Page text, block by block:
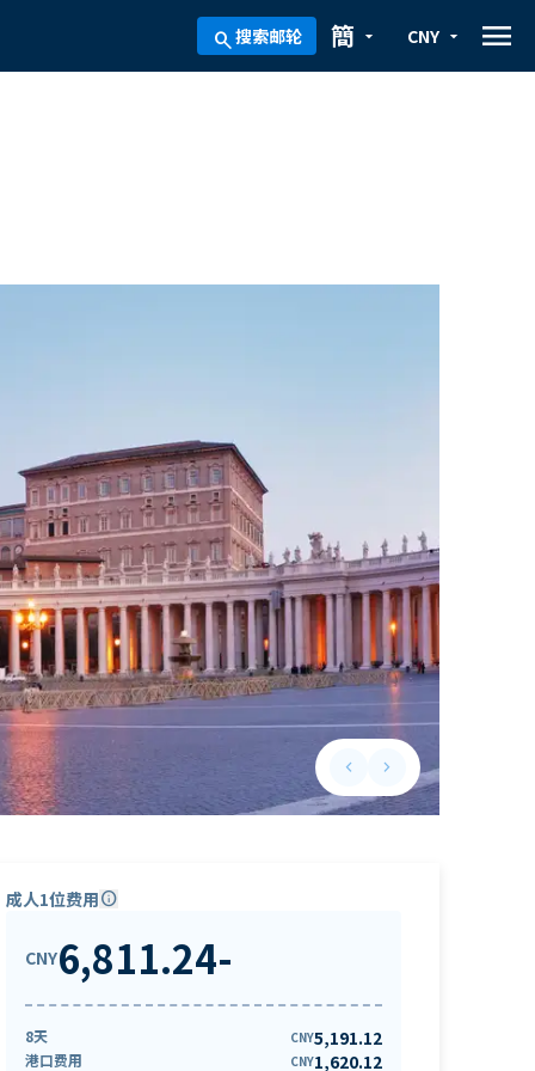
search搜索邮轮 arrow_drop_down
簡 arrow_drop_down
CNY menu
keyboard_arrow_leftPrevious slide
keyboard_arrow_rightNext slide
成人1位费用info
CNY6,811.24-
8天 CNY5,191.12
港口费用 CNY1,620.12